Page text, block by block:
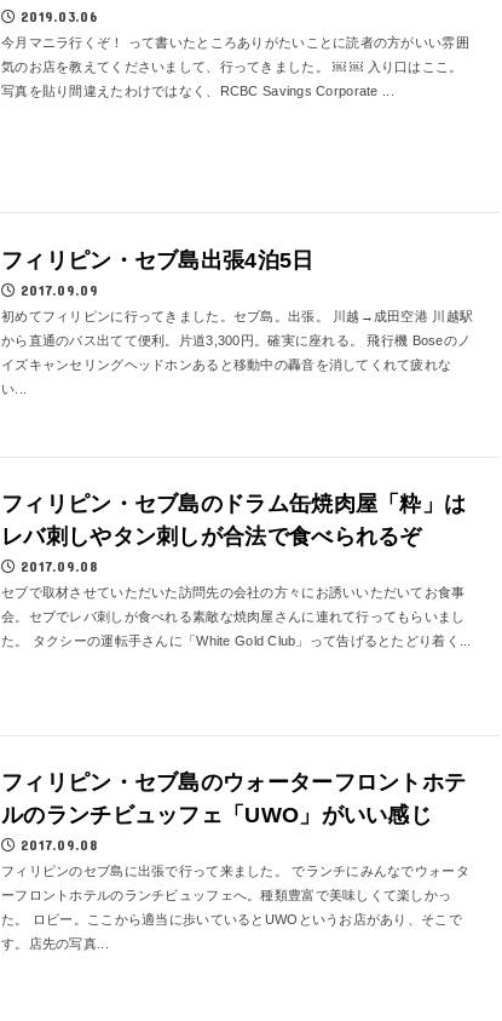
2019.03.06
今月マニラ行くぞ！ って書いたところありがたいことに読者の方がいい雰囲
気のお店を教えてくださいまして、行ってきました。 ￼ ￼ 入り口はここ。
写真を貼り間違えたわけではなく、RCBC Savings Corporate ...
フィリピン・セブ島出張4泊5日
2017.09.09
初めてフィリピンに行ってきました。セブ島。出張。 川越→成田空港 川越駅
から直通のバス出てて便利。片道3,300円。確実に座れる。 飛行機 Boseのノ
イズキャンセリングヘッドホンあると移動中の轟音を消してくれて疲れな
い...
フィリピン・セブ島のドラム缶焼肉屋「粋」は
レバ刺しやタン刺しが合法で食べられるぞ
2017.09.08
セブで取材させていただいた訪問先の会社の方々にお誘いいただいてお食事
会。セブでレバ刺しが食べれる素敵な焼肉屋さんに連れて行ってもらいまし
た。 タクシーの運転手さんに「White Gold Club」って告げるとたどり着く...
フィリピン・セブ島のウォーターフロントホテ
ルのランチビュッフェ「UWO」がいい感じ
2017.09.08
フィリピンのセブ島に出張で行って来ました。 でランチにみんなでウォータ
ーフロントホテルのランチビュッフェへ。種類豊富で美味しくて楽しかっ
た。 ロビー。ここから適当に歩いているとUWOというお店があり、そこで
す。店先の写真...